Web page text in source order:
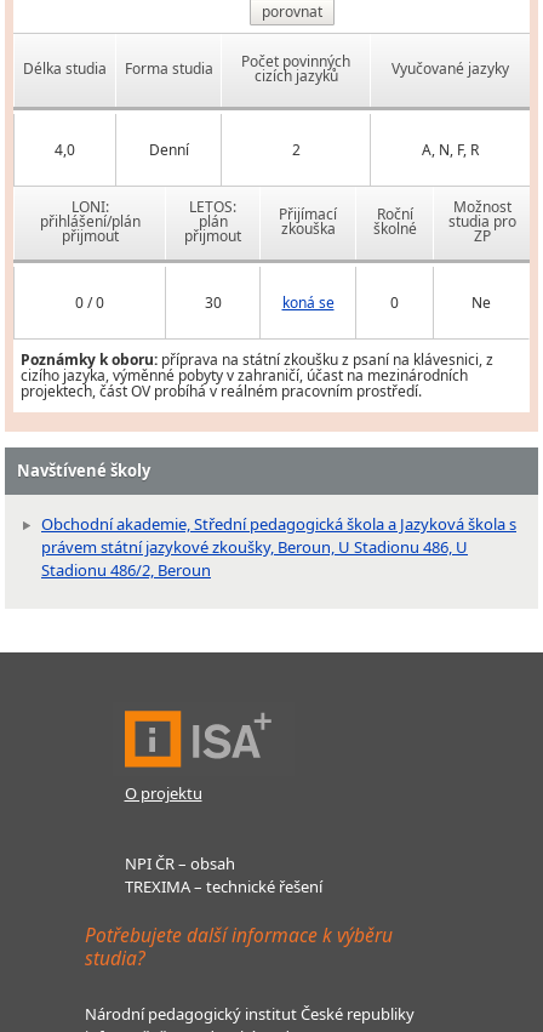
porovnat
Délka studia Forma studia Počet povinných
cizích jazyků Vyučované jazyky
4,0 Denní 2 A, N, F, R
LONI:
přihlášení/plán
přijmout
LETOS:
plán
přijmout
Přijímací
zkouška
Roční
školné
Možnost
studia pro
ZP
0 / 0 30 koná se 0 Ne
Poznámky k oboru: příprava na státní zkoušku z psaní na klávesnici, z
cizího jazyka, výměnné pobyty v zahraničí, účast na mezinárodních
projektech, část OV probíhá v reálném pracovním prostředí.
Navštívené školy
Obchodní akademie, Střední pedagogická škola a Jazyková škola s
právem státní jazykové zkoušky, Beroun, U Stadionu 486, U
Stadionu 486/2, Beroun
O projektu
NPI ČR – obsah
TREXIMA – technické řešení
Potřebujete další informace k výběru
studia?
Národní pedagogický institut České republiky